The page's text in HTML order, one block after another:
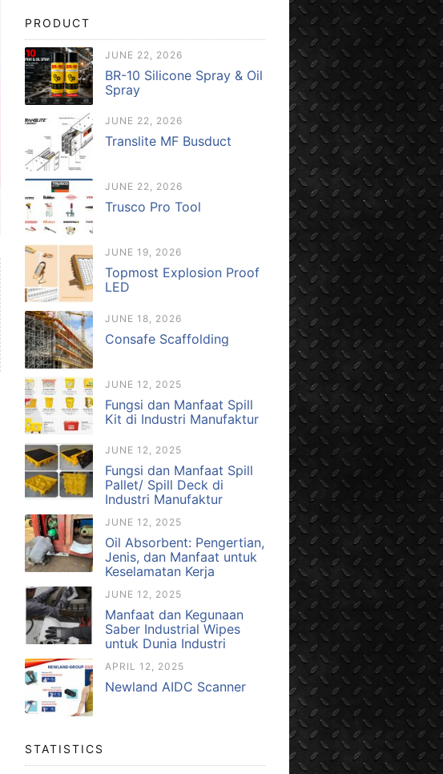
PRODUCT
JUNE 22, 2026
BR-10 Silicone Spray & Oil
Spray
JUNE 22, 2026
Translite MF Busduct
JUNE 22, 2026
Trusco Pro Tool
JUNE 19, 2026
Topmost Explosion Proof
LED
JUNE 18, 2026
Consafe Scaffolding
JUNE 12, 2025
Fungsi dan Manfaat Spill
Kit di Industri Manufaktur
JUNE 12, 2025
Fungsi dan Manfaat Spill
Pallet/ Spill Deck di
Industri Manufaktur
JUNE 12, 2025
Oil Absorbent: Pengertian,
Jenis, dan Manfaat untuk
Keselamatan Kerja
JUNE 12, 2025
Manfaat dan Kegunaan
Saber Industrial Wipes
untuk Dunia Industri
APRIL 12, 2025
Newland AIDC Scanner
STATISTICS